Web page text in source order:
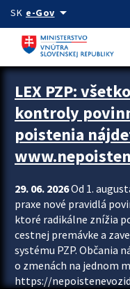
Preskocit na hlavný obsah
SK e-Govarrow_drop_down
Zastavit automatický posun
LEX PZP:
kontroly
poistenia
29. 06. 2026Od 1.
praxe nové pravidlá
ktoré radikálne znížia
cestnej premávke a
systému PZP. Občania
o zmenách na jednom
https://